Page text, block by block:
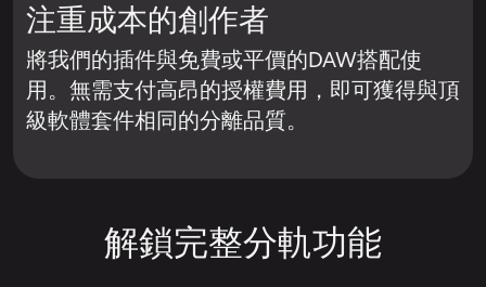
注重成本的創作者
將我們的插件與免費或平價的DAW搭配使
用。無需支付高昂的授權費用，即可獲得與頂
級軟體套件相同的分離品質。
解鎖完整分軌功能